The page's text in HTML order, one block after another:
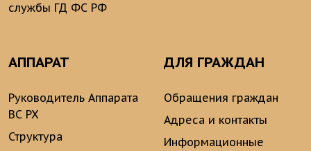
службы ГД ФС РФ
АППАРАТ
Руководитель Аппарата
ВС РХ
Структура
ДЛЯ ГРАЖДАН
Обращения граждан
Адреса и контакты
Информационные